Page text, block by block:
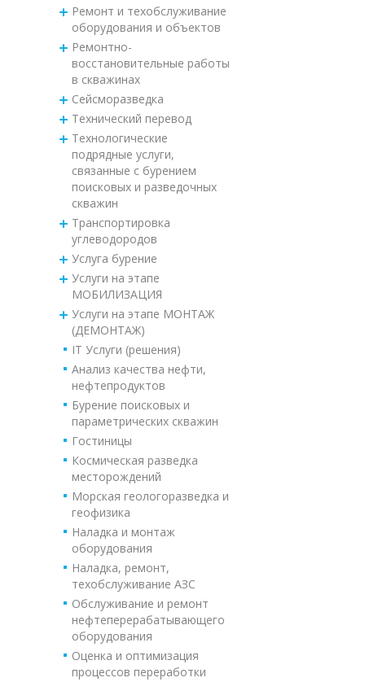
Ремонт и техобслуживание
оборудования и объектов
Ремонтно-
восстановительные работы
в скважинах
Сейсморазведка
Технический перевод
Технологические
подрядные услуги,
связанные с бурением
поисковых и разведочных
скважин
Транспортировка
углеводородов
Услуга бурение
Услуги на этапе
МОБИЛИЗАЦИЯ
Услуги на этапе МОНТАЖ
(ДЕМОНТАЖ)
IT Услуги (решения)
Анализ качества нефти,
нефтепродуктов
Бурение поисковых и
параметрических скважин
Гостиницы
Космическая разведка
месторождений
Морская геологоразведка и
геофизика
Наладка и монтаж
оборудования
Наладка, ремонт,
техобслуживание АЗС
Обслуживание и ремонт
нефтеперерабатывающего
оборудования
Оценка и оптимизация
процессов переработки